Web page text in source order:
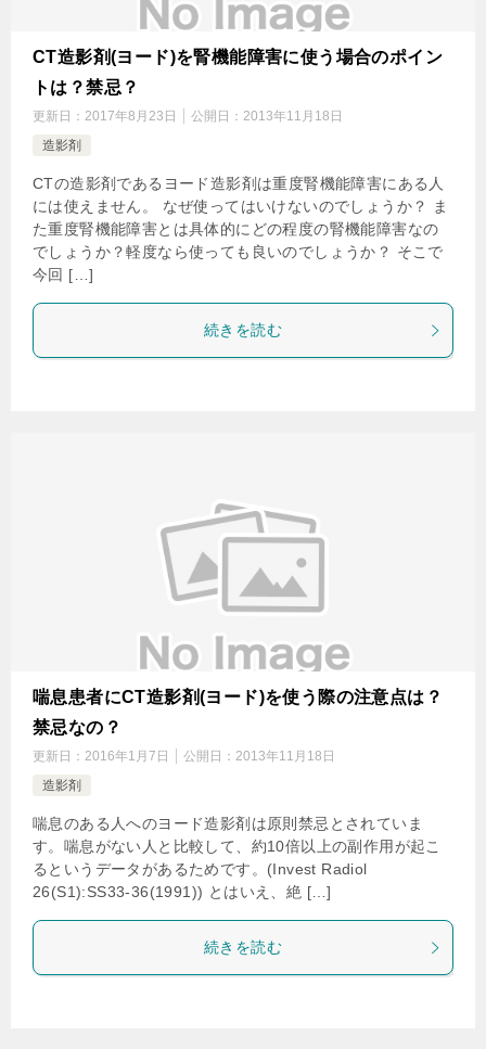
CT造影剤(ヨード)を腎機能障害に使う場合のポイン
トは？禁忌？
更新日： 2017年8月23日 公開日： 2013年11月18日
造影剤
CTの造影剤であるヨード造影剤は重度腎機能障害にある人
には使えません。 なぜ使ってはいけないのでしょうか？ ま
た重度腎機能障害とは具体的にどの程度の腎機能障害なの
でしょうか？軽度なら使っても良いのでしょうか？ そこで
今回 […]
続きを読む
喘息患者にCT造影剤(ヨード)を使う際の注意点は？
禁忌なの？
更新日： 2016年1月7日 公開日： 2013年11月18日
造影剤
喘息のある人へのヨード造影剤は原則禁忌とされていま
す。喘息がない人と比較して、約10倍以上の副作用が起こ
るというデータがあるためです。(Invest Radiol
26(S1):SS33-36(1991)) とはいえ、絶 […]
続きを読む